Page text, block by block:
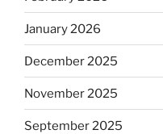
January 2026
December 2025
November 2025
September 2025